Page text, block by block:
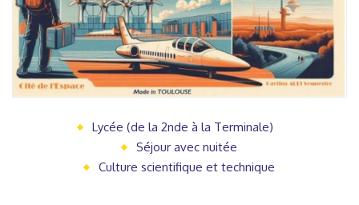
Lycée (de la 2nde à la Terminale)
Séjour avec nuitée
Culture scientifique et technique